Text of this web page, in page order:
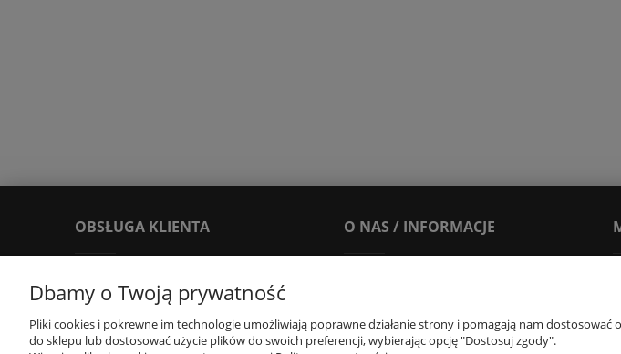
OBSŁUGA KLIENTA
Reklamacje i zwroty
Dostawy i Płatności
O NAS / INFORMACJE
Leksykon
Dbamy o Twoją prywatność
Pliki cookies i pokrewne im technologie umożliwiają poprawne działanie strony i pomagają nam
do sklepu lub dostosować użycie plików do swoich preferencji, wybierając opcję "Dostosuj zgody".